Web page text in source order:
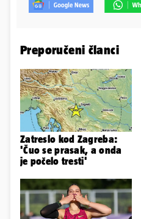
Preporučeni članci
Zatreslo kod Zagreba:
'Čuo se prasak, a onda
je počelo tresti'